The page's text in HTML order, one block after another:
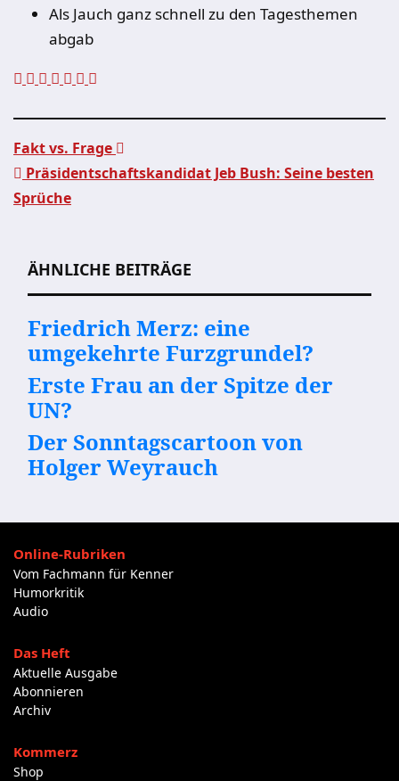
Als Jauch ganz schnell zu den Tagesthemen
abgab
Beitragsnavigation
Fakt vs. Frage
Präsidentschaftskandidat Jeb Bush: Seine besten
Sprüche
ÄHNLICHE BEITRÄGE
Friedrich Merz: eine
umgekehrte Furzgrundel?
Erste Frau an der Spitze der
UN?
Der Sonntagscartoon von
Holger Weyrauch
Online-Rubriken
Vom Fachmann für Kenner
Humorkritik
Audio
Das Heft
Aktuelle Ausgabe
Abonnieren
Archiv
Kommerz
Shop